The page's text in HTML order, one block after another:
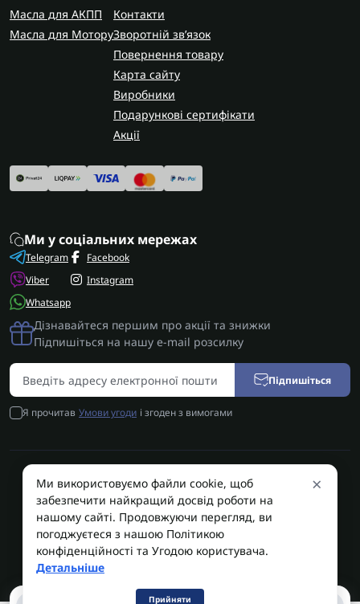
0
Масла для АКПП
Масла для Мотору
Контакти
Зворотній зв’язок
Повернення товару
Карта сайту
Виробники
Подарункові сертифікати
Акції
Ми у соціальних мережах
Telegram
Viber
Whatsapp
Facebook
Instagram
Дізнавайтеся першим про акції та знижки
Підпишіться на нашу e-mail розсилку
Підпишіться
Я прочитав Умови угоди і згоден з вимогами
AUTOSHIFT | Запчастини АКПП | Ремонт АКПП © 2026
AUTOSHIFT
×
Ми використовуємо файли cookie, щоб
забезпечити найкращий досвід роботи на
нашому сайті. Продовжуючи перегляд, ви
погоджуєтеся з нашою Політикою
конфіденційності та Угодою користувача.
Детальніше
Прийняти